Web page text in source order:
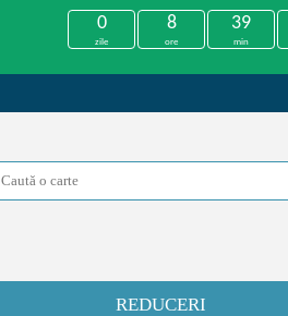
0
zile
8
ore
39
min
REDUCERI